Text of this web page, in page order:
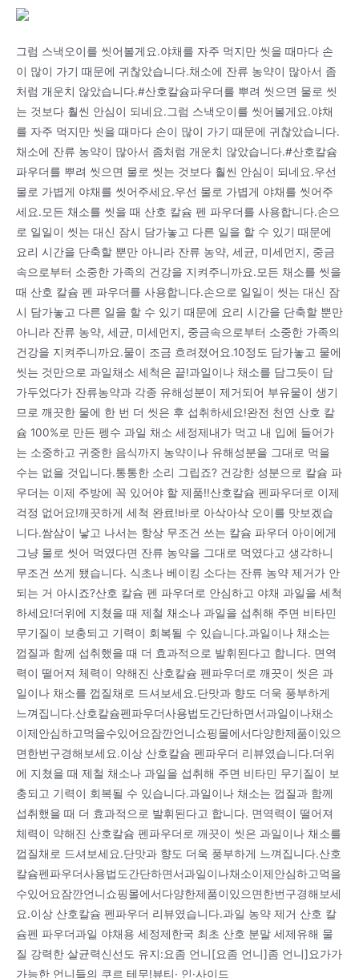
그럼 스낵오이를 씻어볼게요.야채를 자주 먹지만 씻을 때마다 손
이 많이 가기 때문에 귀찮았습니다.채소에 잔류 농약이 많아서 좀
처럼 개운치 않았습니다.#산호칼슘파우더를 뿌려 씻으면 물로 씻
는 것보다 훨씬 안심이 되네요.그럼 스낵오이를 씻어볼게요.야채
를 자주 먹지만 씻을 때마다 손이 많이 가기 때문에 귀찮았습니다.
채소에 잔류 농약이 많아서 좀처럼 개운치 않았습니다.#산호칼슘
파우더를 뿌려 씻으면 물로 씻는 것보다 훨씬 안심이 되네요.우선
물로 가볍게 야채를 씻어주세요.우선 물로 가볍게 야채를 씻어주
세요.모든 채소를 씻을 때 산호 칼슘 펜 파우더를 사용합니다.손으
로 일일이 씻는 대신 잠시 담가놓고 다른 일을 할 수 있기 때문에
요리 시간을 단축할 뿐만 아니라 잔류 농약, 세균, 미세먼지, 중금
속으로부터 소중한 가족의 건강을 지켜주니까요.모든 채소를 씻을
때 산호 칼슘 펜 파우더를 사용합니다.손으로 일일이 씻는 대신 잠
시 담가놓고 다른 일을 할 수 있기 때문에 요리 시간을 단축할 뿐만
아니라 잔류 농약, 세균, 미세먼지, 중금속으로부터 소중한 가족의
건강을 지켜주니까요.물이 조금 흐려졌어요.10정도 담가놓고 물에
씻는 것만으로 과일채소 세척은 끝!과일이나 채소를 담그듯이 담
가두었다가 잔류농약과 각종 유해성분이 제거되어 부유물이 생기
므로 깨끗한 물에 한 번 더 씻은 후 섭취하세요!완전 천연 산호 칼
슘 100%로 만든 펭수 과일 채소 세정제내가 먹고 내 입에 들어가
는 소중하고 귀중한 음식까지 농약이나 유해성분을 그대로 먹을
수는 없을 것입니다.통통한 소리 그립죠? 건강한 성분으로 칼슘 파
우더는 이제 주방에 꼭 있어야 할 제품!!산호칼슘 펜파우더로 이제
걱정 없어요!깨끗하게 세척 완료!바로 아삭아삭 오이를 맛보겠습
니다.쌈삼이 낳고 나서는 항상 무조건 쓰는 칼슘 파우더 아이에게
그냥 물로 씻어 먹였다면 잔류 농약을 그대로 먹였다고 생각하니
무조건 쓰게 됐습니다. 식초나 베이킹 소다는 잔류 농약 제거가 안
되는 거 아시죠?산호 칼슘 펜 파우더로 안심하고 야채 과일을 세척
하세요!더위에 지쳤을 때 제철 채소나 과일을 섭취해 주면 비타민
무기질이 보충되고 기력이 회복될 수 있습니다.과일이나 채소는
껍질과 함께 섭취했을 때 더 효과적으로 발휘된다고 합니다. 면역
력이 떨어져 체력이 약해진 산호칼슘 펜파우더로 깨끗이 씻은 과
일이나 채소를 껍질채로 드셔보세요.단맛과 향도 더욱 풍부하게
느껴집니다.산호칼슘펜파우더사용법도간단하면서과일이나채소
이제안심하고먹을수있어요잠깐언니쇼핑몰에서다양한제품이있으
면한번구경해보세요.이상 산호칼슘 펜파우더 리뷰였습니다.더위
에 지쳤을 때 제철 채소나 과일을 섭취해 주면 비타민 무기질이 보
충되고 기력이 회복될 수 있습니다.과일이나 채소는 껍질과 함께
섭취했을 때 더 효과적으로 발휘된다고 합니다. 면역력이 떨어져
체력이 약해진 산호칼슘 펜파우더로 깨끗이 씻은 과일이나 채소를
껍질채로 드셔보세요.단맛과 향도 더욱 풍부하게 느껴집니다.산호
칼슘펜파우더사용법도간단하면서과일이나채소이제안심하고먹을
수있어요잠깐언니쇼핑몰에서다양한제품이있으면한번구경해보세
요.이상 산호칼슘 펜파우더 리뷰였습니다.과일 농약 제거 산호 칼
슘펜 파우더과일 야채용 세정제한국 최초 산호 분말 세제유해 물
질 강력한 살균력신선도 유지:요좀 언니[요좀 언니]좀 언니]요가가
가능한 언니들의 쿠르 테무!뷰티· 인·사이드